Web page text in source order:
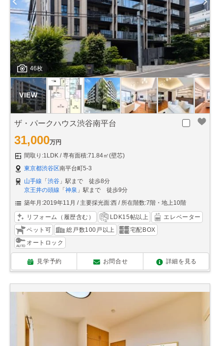
46枚
ザ・パークハウス渋谷南平台
31,000万円
間取り:1LDK
専有面積:71.84㎡(壁芯)
東京都渋谷区南平台町5-3
山手線 「渋谷 」駅まで 徒歩8分
京王井の頭線 「神泉 」駅まで 徒歩9分
築年月:2019年11月
主要採光面:西 所在階数:7階・地上10階
リフォーム（履歴含む） LDK15帖以上
エレベーター
ペット可
総戸数100戸以上
宅配BOX
オートロック
見学予約 お問合せ 詳細を見る